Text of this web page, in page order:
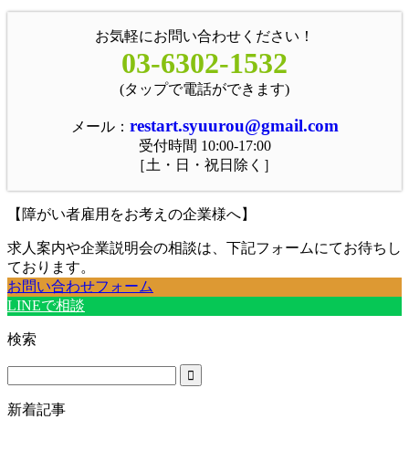
お気軽にお問い合わせください！
03-6302-1532
(タップで電話ができます)
メール： restart.syuurou@gmail.com
受付時間 10:00-17:00
［土・日・祝日除く］
【障がい者雇用をお考えの企業様へ】
求人案内や企業説明会の相談は、下記フォームにてお待ちし
ております。
お問い合わせフォーム
LINEで相談
検索
新着記事